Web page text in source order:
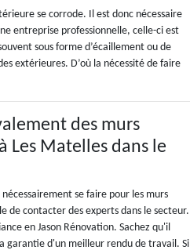
se corrode. Il est donc nécessaire
entreprise professionnelle, celle-ci est
sous forme d’écaillement ou de
extérieures. D’où la nécessité de faire
des murs
Les Matelles dans le
se faire pour les murs
de contacter des experts dans le secteur.
en Jason Rénovation. Sachez qu'il
garantie d'un meilleur rendu de travail. Si